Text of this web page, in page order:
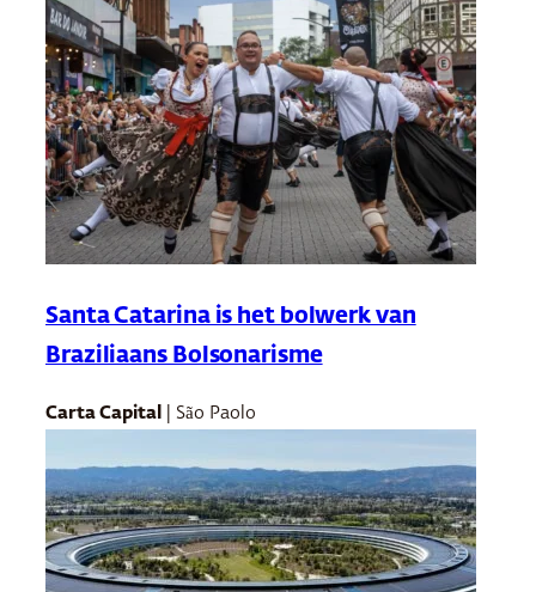
Santa Catarina is het bolwerk van
Braziliaans Bolsonarisme
Carta Capital | São Paolo